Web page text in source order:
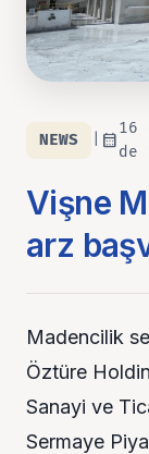
NEWS calendar_month
16
de
Vişne
arz
Madencilik
Öztüre
Sanayi ve
Sermaye